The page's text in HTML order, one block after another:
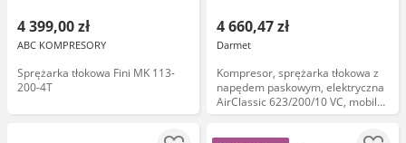
4 399,00 zł
ABC KOMPRESORY
Sprężarka tłokowa Fini MK 113-
200-4T
4 660,47 zł
Darmet
Kompresor, sprężarka tłokowa z
napędem paskowym, elektryczna
AirClassic 623/200/10 VC, mobilna
-AIRCRAFT 2035062